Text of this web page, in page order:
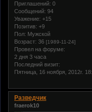
Приглашений: 0
Сообщений: 94
Уважение: +15
Позитив: +9
Пол: Мужской
Возраст: 36 [1989-11-24]
Провел на форуме:
2 дня 3 часа
Последний визит:
Пятница, 16 ноября, 2012г.
Разведчик
fraerok10